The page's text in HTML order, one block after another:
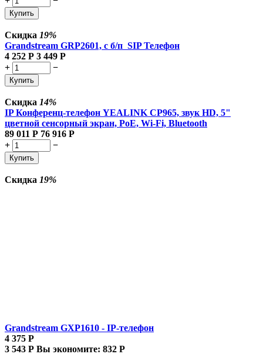
Купить
Скидка 19%
Grandstream GRP2601, с б/п SIP Телефон
4 252 Р 3 449 Р
+
−
Купить
Скидка 14%
IP Конференц-телефон YEALINK CP965, звук HD, 5"
цветной сенсорный экран, PoE, Wi-Fi, Bluetooth
89 011 Р 76 916 Р
+
−
Купить
Скидка 19%
Grandstream GXP1610 - IP-телефон
4 375 Р
3 543 Р Вы экономите: 832 Р